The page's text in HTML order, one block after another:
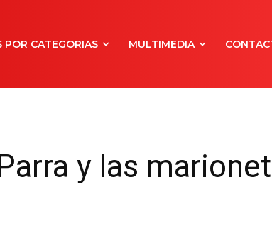
POR CATEGORIAS MULTIMEDIA
y las